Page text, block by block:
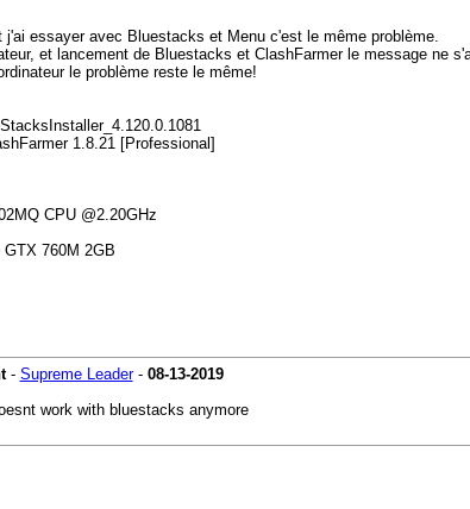
essayer avec Bluestacks et Menu c'est le même problème.
et lancement de Bluestacks et ClashFarmer le message ne
le problème reste le même!
1.8.21 [Professional]
CPU @2.20GHz
760M 2GB
- Supreme Leader- 08-13-2019
work with bluestacks anymore